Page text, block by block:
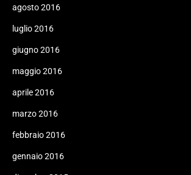
agosto 2016
luglio 2016
giugno 2016
maggio 2016
aprile 2016
marzo 2016
febbraio 2016
gennaio 2016